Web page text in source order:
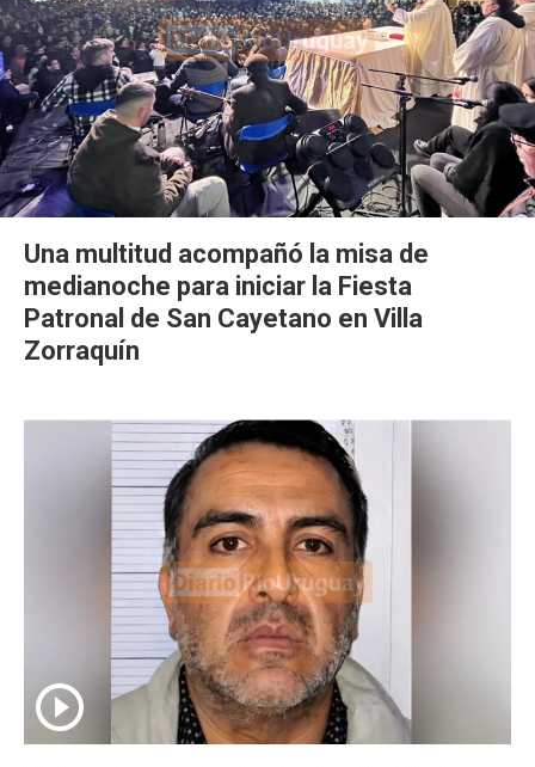
Una multitud acompañó la misa de
medianoche para iniciar la Fiesta
Patronal de San Cayetano en Villa
Zorraquín